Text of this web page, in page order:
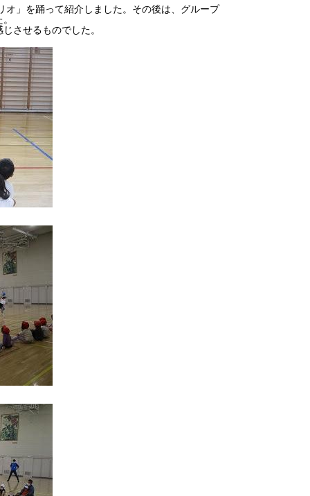
」を踊って紹介しました。その後は、グループ
させるものでした。